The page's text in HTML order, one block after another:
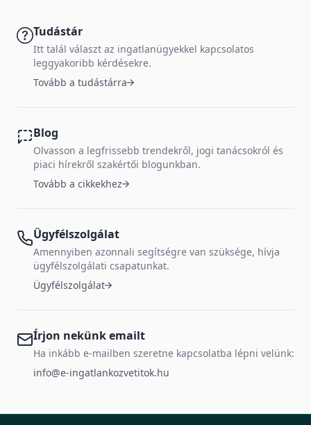
Tudástár
Itt talál választ az ingatlanügyekkel kapcsolatos
leggyakoribb kérdésekre.
Tovább a tudástárra
Blog
Olvasson a legfrissebb trendekről, jogi tanácsokról és
piaci hírekről szakértői blogunkban.
Tovább a cikkekhez
Ügyfélszolgálat
Amennyiben azonnali segítségre van szüksége, hívja
ügyfélszolgálati csapatunkat.
Ügyfélszolgálat
Írjon nekünk emailt
Ha inkább e-mailben szeretne kapcsolatba lépni velünk:
info@e-ingatlankozvetitok.hu